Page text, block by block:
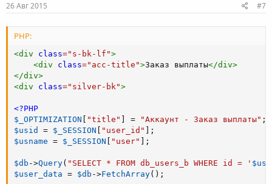
26 Авг 2015 #7
PHP:
<div class=" s-bk-lf ">
<div class=" acc-title ">Заказ выплаты</div>
</div>
<div class=" silver-bk">
<?PHP
$_OPTIMIZATION
"title" = "Аккаунт - Заказ выплаты" ;
$usid
= $_SESSION "user_id"
;
$usname = $_SESSION "user" ;
$db ->Query( "SELECT * FROM db_users_b WHERE id = '
$user_data = $db ->FetchArray( ) ;